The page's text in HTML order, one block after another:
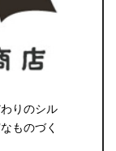
りのシル
ものづく